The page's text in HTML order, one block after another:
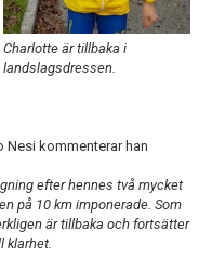
Charlotte är tillbaka i
landslagsdressen.
kommenterar han
efter hennes två mycket
på 10 km imponerade. Som
är tillbaka och fortsätter
klarhet.